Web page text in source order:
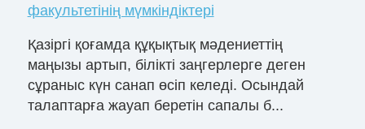
факультетінің мүмкіндіктері
Қазіргі қоғамда құқықтық мәдениеттің
маңызы артып, білікті заңгерлерге деген
сұраныс күн санап өсіп келеді. Осындай
талаптарға жауап беретін сапалы б...